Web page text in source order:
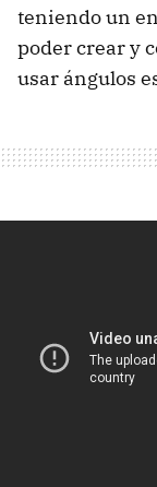
teniendo un
poder crear y
usar ángulos